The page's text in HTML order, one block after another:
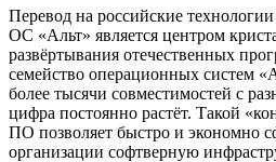
Перевод на российские
ОС «Альт» является центром
развёртывания отечественных
семейство операционных систем
более тысячи совместимостей с
цифра постоянно растёт. Такой
ПО позволяет быстро и экономно
организации софтверную